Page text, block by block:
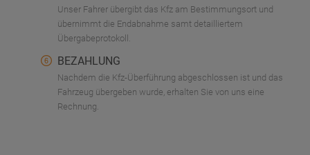
Unser Fahrer übergibt das Kfz am Bestimmungsort und
übernimmt die Endabnahme samt detailliertem
Übergabeprotokoll.
BEZAHLUNG
Nachdem die Kfz-Überführung abgeschlossen ist und das
Fahrzeug übergeben wurde, erhalten Sie von uns eine
Rechnung.